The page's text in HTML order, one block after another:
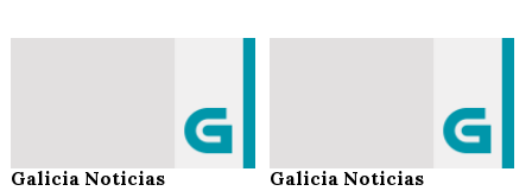
Galicia Noticias Galicia Noticias